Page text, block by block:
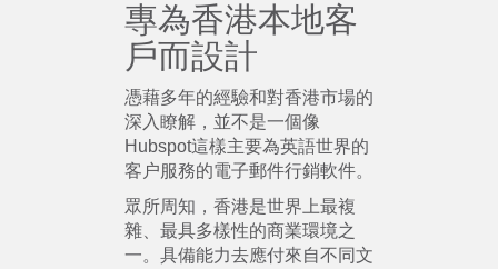
專為香港本地客
戶而設計
憑藉多年的經驗和對香港市場的
深入瞭解，並不是一個像
Hubspot這樣主要為英語世界的
客户服務的電子郵件行銷軟件。
眾所周知，香港是世界上最複
雜、最具多樣性的商業環境之
一。具備能力去應付來自不同文